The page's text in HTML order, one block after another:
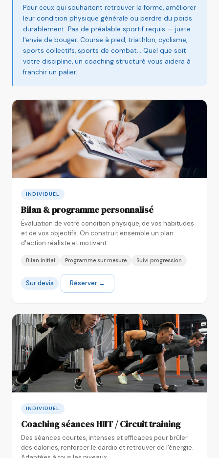
Pour ceux qui souhaitent retrouver la forme, améliorer
leur condition physique générale ou perdre du poids
durablement. Pas de préalable sportif requis — juste
l'envie de bouger. Course à pied, triathlon, cyclisme,
sports collectifs, sports de combat… Quel que soit
votre discipline, un coaching structuré vous aidera à
franchir un palier.
INDIVIDUEL
Bilan & programme personnalisé
Évaluation de votre condition physique, de vos habitudes
et de vos objectifs. On construit ensemble un plan
d'action réaliste et motivant.
Bilan initial Programme sur mesure Suivi progression
Sur devis Réserver →
INDIVIDUEL
Coaching séances HIIT / Circuit training
Des séances courtes, intenses et efficaces pour brûler
des calories, renforcer le cardio et retrouver de l'énergie.